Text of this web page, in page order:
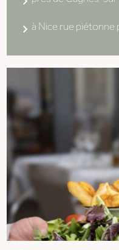
à Nice rue piétonne